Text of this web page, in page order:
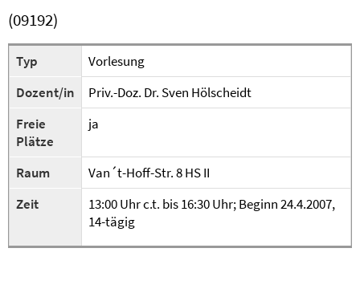
(09192)
Typ
Vorlesung
Dozent/in
Priv.-Doz. Dr. Sven Hölscheidt
Freie
Plätze
ja
Raum
Van´t-Hoff-Str. 8 HS II
Zeit
13:00 Uhr c.t. bis 16:30 Uhr; Beginn 24.4.2007,
14-tägig